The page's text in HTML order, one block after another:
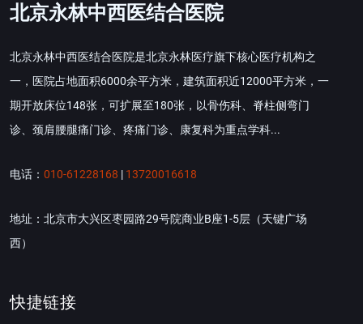
北京永林中西医结合医院
北京永林中西医结合医院是北京永林医疗旗下核心医疗机构之
一，医院占地面积6000余平方米，建筑面积近12000平方米，一
期开放床位148张，可扩展至180张，以骨伤科、脊柱侧弯门
诊、颈肩腰腿痛门诊、疼痛门诊、康复科为重点学科...
电话： 010-61228168 | 13720016618
地址：北京市大兴区枣园路29号院商业B座1-5层（天键广场
西）
快捷链接